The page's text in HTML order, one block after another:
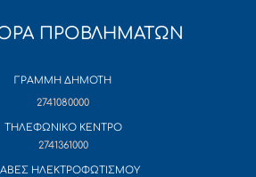
ΠΡΟΒΛΗΜΑΤΩΝ
ΓΡΑΜΜΗ ΔΗΜΟΤΗ
2741080000
ΤΗΛΕΦΩΝΙΚΟ ΚΕΝΤΡΟ
2741361000
ΗΛΕΚΤΡΟΦΩΤΙΣΜΟΥ